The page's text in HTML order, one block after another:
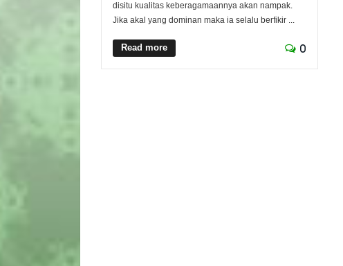
disitu kualitas keberagamaannya akan nampak.
Jika akal yang dominan maka ia selalu berfikir ...
Read more 0